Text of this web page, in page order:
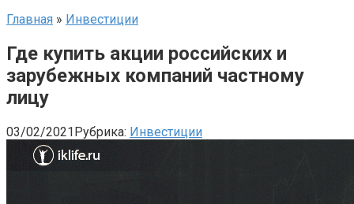
Главная » Инвестиции
Где купить акции российских и
зарубежных компаний частному
лицу
03/02/2021Рубрика: Инвестиции